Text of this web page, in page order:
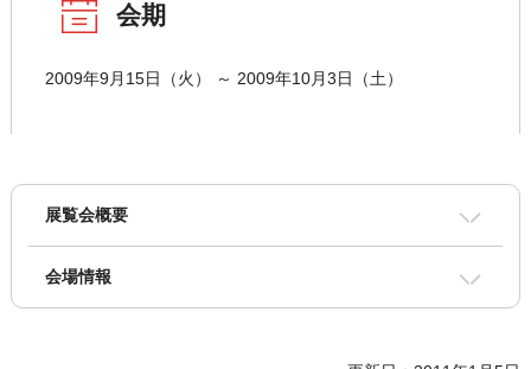
会期
2009年9月15日（火） ～ 2009年10月3日（土）
展覧会概要
会場情報